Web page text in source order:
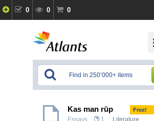
0 0 0
Kas man rūp Free!
Essays 1 Literature